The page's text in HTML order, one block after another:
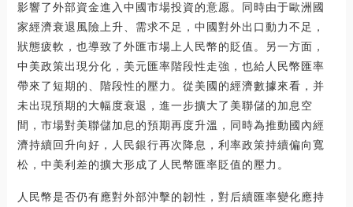
影響了外部資金進入中國市場投資的意愿。同時由于歐洲國
家經濟衰退風險上升、需求不足，中國對外出口動力不足，
狀態疲軟，也導致了外匯市場上人民幣的貶值。另一方面，
中美政策出現分化，美元匯率階段性走強，也給人民幣匯率
帶來了短期的、階段性的壓力。從美國的經濟數據來看，并
未出現預期的大幅度衰退，進一步擴大了美聯儲的加息空
間，市場對美聯儲加息的預期再度升溫，同時為推動國內經
濟持續回升向好，人民銀行再次降息，利率政策持續偏向寬
松，中美利差的擴大形成了人民幣匯率貶值的壓力。
人民幣是否仍有應對外部沖擊的韌性，對后續匯率變化應持